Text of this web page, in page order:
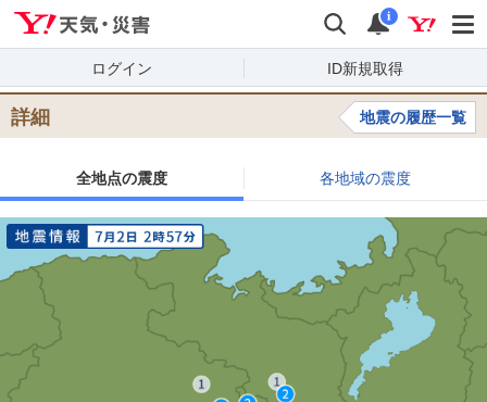
検索 通知
i
ログイン ID新規取得
詳細 地震の履歴一覧
全地点の震度 各地域の震度